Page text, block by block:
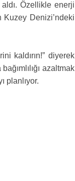
Özellikle enerji
Kuzey Denizi’ndeki
kaldırın!” diyerek
azaltmak
planlıyor.